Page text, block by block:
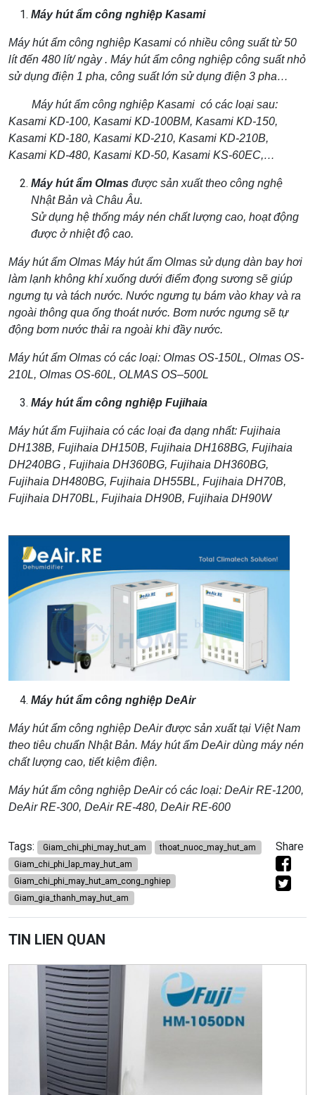
Máy hút ẩm công nghiệp Kasami
Máy hút ẩm công nghiệp Kasami có nhiều công suất từ 50
lít đến 480 lít/ ngày . Máy hút ẩm công nghiệp công suất nhỏ
sử dụng điện 1 pha, công suất lớn sử dụng điện 3 pha…
Máy hút ẩm công nghiệp Kasami có các loại sau:
Kasami KD-100, Kasami KD-100BM, Kasami KD-150,
Kasami KD-180, Kasami KD-210, Kasami KD-210B,
Kasami KD-480, Kasami KD-50, Kasami KS-60EC,…
Máy hút ẩm Olmas được sản xuất theo công nghệ
Nhật Bản và Châu Âu.
Sử dụng hệ thống máy nén chất lượng cao, hoạt động
được ở nhiệt độ cao.
Máy hút ẩm Olmas Máy hút ẩm Olmas sử dụng dàn bay hơi
làm lạnh không khí xuống dưới điểm đọng sương sẽ giúp
ngưng tụ và tách nước. Nước ngưng tụ bám vào khay và ra
ngoài thông qua ống thoát nước. Bơm nước ngưng sẽ tự
động bơm nước thải ra ngoài khi đầy nước.
Máy hút ẩm Olmas có các loại: Olmas OS-150L, Olmas OS-
210L, Olmas OS-60L, OLMAS OS–500L
Máy hút ẩm công nghiệp Fujihaia
Máy hút ẩm Fujihaia có các loại đa dạng nhất: Fujihaia
DH138B, Fujihaia DH150B, Fujihaia DH168BG, Fujihaia
DH240BG , Fujihaia DH360BG, Fujihaia DH360BG,
Fujihaia DH480BG, Fujihaia DH55BL, Fujihaia DH70B,
Fujihaia DH70BL, Fujihaia DH90B, Fujihaia DH90W
Máy hút ẩm công nghiệp DeAir
Máy hút ẩm công nghiệp DeAir được sản xuất tại Việt Nam
theo tiêu chuẩn Nhật Bản. Máy hút ẩm DeAirdùng máy nén
chất lượng cao, tiết kiệm điện.
Máy hút ẩm công nghiệp DeAircó các loại: DeAir RE-1200,
DeAir RE-300, DeAir RE-480, DeAir RE-600
Tags: Giam_chi_phi_may_hut_am
thoat_nuoc_may_hut_am
Giam_chi_phi_lap_may_hut_am
Giam_chi_phi_may_hut_am_cong_nghiep
Giam_gia_thanh_may_hut_am
Share
TIN LIEN QUAN